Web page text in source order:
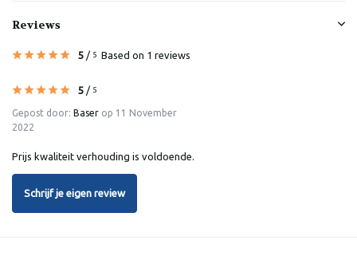
Reviews
5 / 5 Based on 1 reviews
5 / 5
Gepost door: Baser op 11 November
2022
Prijs kwaliteit verhouding is voldoende.
Schrijf je eigen review